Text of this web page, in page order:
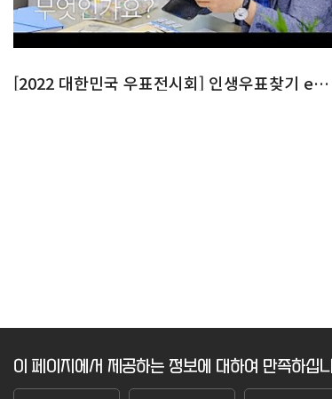
[2022 대한민국 우표전시회] 인생우표찾기 ep.2
이 페이지에서 제공하는 정보에 대하여 만족하십